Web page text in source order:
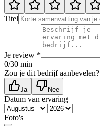
Titel
Je review *
0/30 min
Zou je dit bedrijf aanbevelen?
Ja Nee
Datum van ervaring
Foto's